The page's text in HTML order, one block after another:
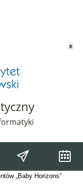
x
„Baby Horizons”